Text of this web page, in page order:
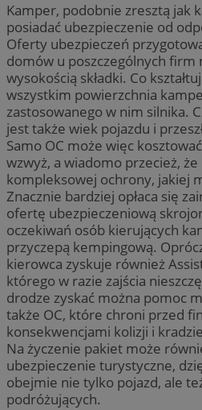
Kamper, podobnie zresztą jak
posiadać ubezpieczenie od
Oferty ubezpieczeń
domów u poszczególnych firm
wysokością składki. Co
wszystkim powierzchnia
zastosowanego w nim silnika.
jest także wiek pojazdu i
Samo OC może więc
wzwyż, a wiadomo przecież,
kompleksowej ochrony, jakiej
Znacznie bardziej opłaca się
ofertę ubezpieczeniową
oczekiwań osób kierujących
przyczepą kempingową.
kierowca zyskuje również
którego w razie zajścia
drodze zyskać można pomoc
także OC, które chroni przed
konsekwencjami kolizji i
Na życzenie pakiet może
ubezpieczenie turystyczne,
obejmie nie tylko pojazd, ale
podróżujących.